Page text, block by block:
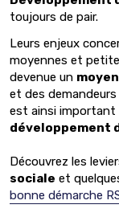
toujours de pair.
Leurs enjeux
moyennes et
devenue un
et des
est ainsi important
développement
Découvrez les
sociale et
bonne démarche